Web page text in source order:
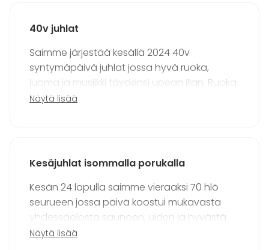
Kalusto
Palju / poreallas
Keittiö asiakkaan käytössä
Pyyhkeet
Astiasto
Saunailta
Kokous
Seminaari / konferenssi
Messut
Esitys / näytös
40v juhlat
Saimme järjestää kesällä 2024 40v
syntymäpäivä juhlat jossa hyvä ruoka,
juoma ja musiikki täydensi upean illan. Ruoka
toimitettiin paikalle yhteistyö yrityksen
Näytä lisää
Kesäjuhlat isommalla porukalla
Kesän 24 lopulla saimme vieraaksi 70 hlö
seurueen jossa päivä koostui mukavasta
yhdessäolosta saunoen, uiden ja hyvästä
seurasta nauttien. Terassille rakennetussa
Näytä lisää